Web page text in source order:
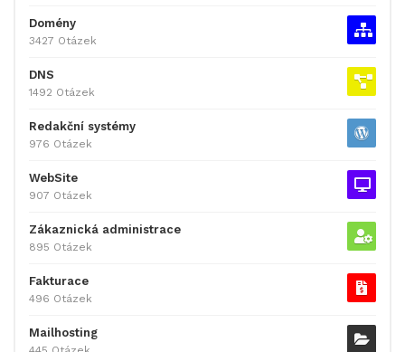
Domény
3427 Otázek
DNS
1492 Otázek
Redakční systémy
976 Otázek
WebSite
907 Otázek
Zákaznická administrace
895 Otázek
Fakturace
496 Otázek
Mailhosting